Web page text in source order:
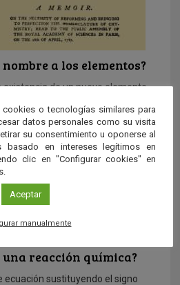
nombre a los elementos?
de un nuevo elemento
una reacción química?
ecuación sustituyendo el signo
o tecnologías similares para
datos personales como su visita
su consentimiento u oponerse al
basado en intereses legítimos en
clic en "Configurar cookies" en
Aceptar
manualmente